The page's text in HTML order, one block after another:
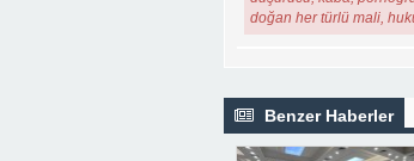
doğan her türlü mali,
Benzer Haberler